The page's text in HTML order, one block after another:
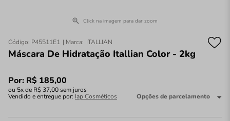
Click na imagem para dar zoom
Código: P45511E1 ITALLIAN
Máscara De Hidratação Itallian Color - 2kg
Por: R$ 185,00
ou 5x de R$37,00sem juros
Vendido e entregue por: Iap Cosméticos Opções de parcelamento